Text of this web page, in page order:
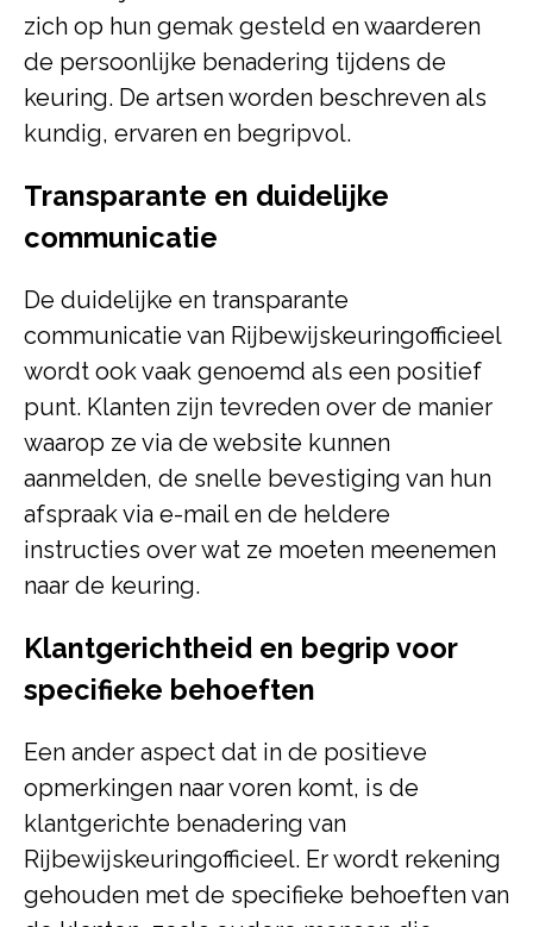
zich op hun gemak gesteld en waarderen
de persoonlijke benadering tijdens de
keuring. De artsen worden beschreven als
kundig, ervaren en begripvol.
Transparante en duidelijke
communicatie
De duidelijke en transparante
communicatie van Rijbewijskeuringofficieel
wordt ook vaak genoemd als een positief
punt. Klanten zijn tevreden over de manier
waarop ze via de website kunnen
aanmelden, de snelle bevestiging van hun
afspraak via e-mail en de heldere
instructies over wat ze moeten meenemen
naar de keuring.
Klantgerichtheid en begrip voor
specifieke behoeften
Een ander aspect dat in de positieve
opmerkingen naar voren komt, is de
klantgerichte benadering van
Rijbewijskeuringofficieel. Er wordt rekening
gehouden met de specifieke behoeften van